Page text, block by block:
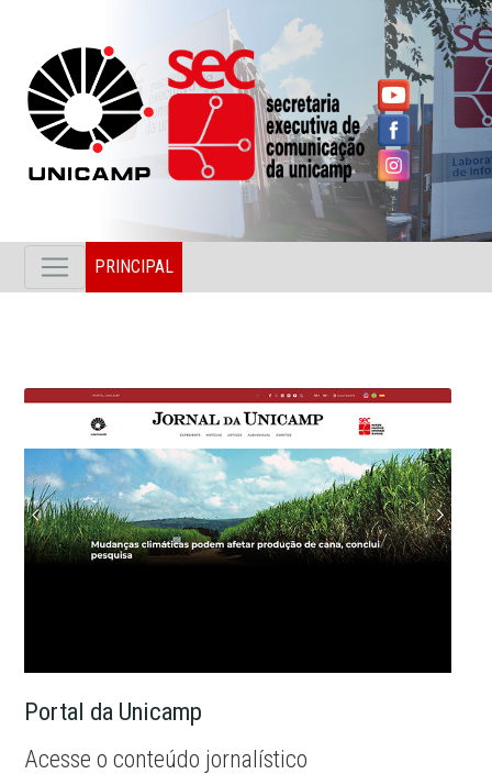
PRINCIPAL
Portal da Unicamp
Acesse o conteúdo jornalístico